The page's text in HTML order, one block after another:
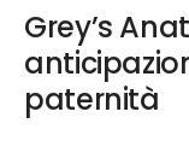
Grey’s
paternità